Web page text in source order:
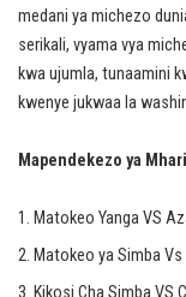
medani ya michezo
serikali, vyama vya
kwa ujumla, tunaamini
kwenye jukwaa la
Mapendekezo ya
Matokeo Yanga VS
Matokeo ya Simba
Kikosi Cha Simba